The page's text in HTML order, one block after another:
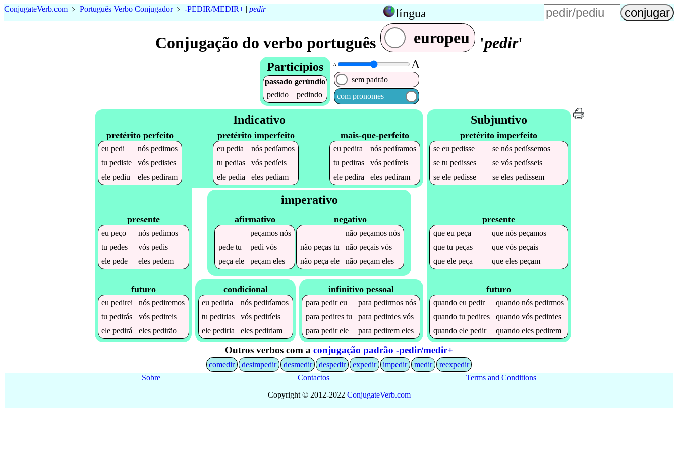
ConjugateVerb.com ﹥ Português Verbo Conjugador﹥ -PEDIR/MEDIR+ | pedir língua
Conjugação do verbo português europeu 'pedir'
Particípios
passado gerúndio
pedido
pedindo
A A
sem padrão
com pronomes
Indicativo
pretérito perfeito
eupedi nóspedimos
tupediste vóspedistes
elepediu elespediram
pretérito imperfeito
eu pedia nós pedíamos
tu pedias vós pedíeis
ele pedia eles pediam
mais-que-perfeito
eupedira nóspedíramos
tupediras vóspedíreis
elepedira elespediram
presente
eupeço nóspedimos
tupedes vóspedis
elepede elespedem
futuro
eupedirei nóspediremos
tupedirás vóspedireis
elepedirá elespedirão
imperativo
afirmativo
peçamosnós
pedetu pedi vós
peça ele peçameles
negativo
não peçamosnós
não peçastu não peçaisvós
não peça ele não peçameles
condicional
eupediria nóspediríamos
tupedirias vóspediríeis
elepediria elespediriam
infinitivo pessoal
parapedireu parapedirmos nós
parapedires tu parapedirdes vós
parapedirele parapedirem eles
Subjuntivo
pretérito imperfeito
seeupedisse senóspedíssemos
setupedisses sevóspedísseis
seelepedisse seelespedissem
presente
queeupeça quenóspeçamos
quetupeças quevóspeçais
queelepeça queelespeçam
futuro
quandoeupedir quandonóspedirmos
quandotupedires quandovóspedirdes
quandoelepedir quandoelespedirem
Outros verbos com a conjugação padrão -pedir/medir+
comedir desimpedir desmedir despedir expedir impedir medir
reexpedir
Sobre
Contactos
Terms and Conditions
Copyright © 2012-2022 ConjugateVerb.com